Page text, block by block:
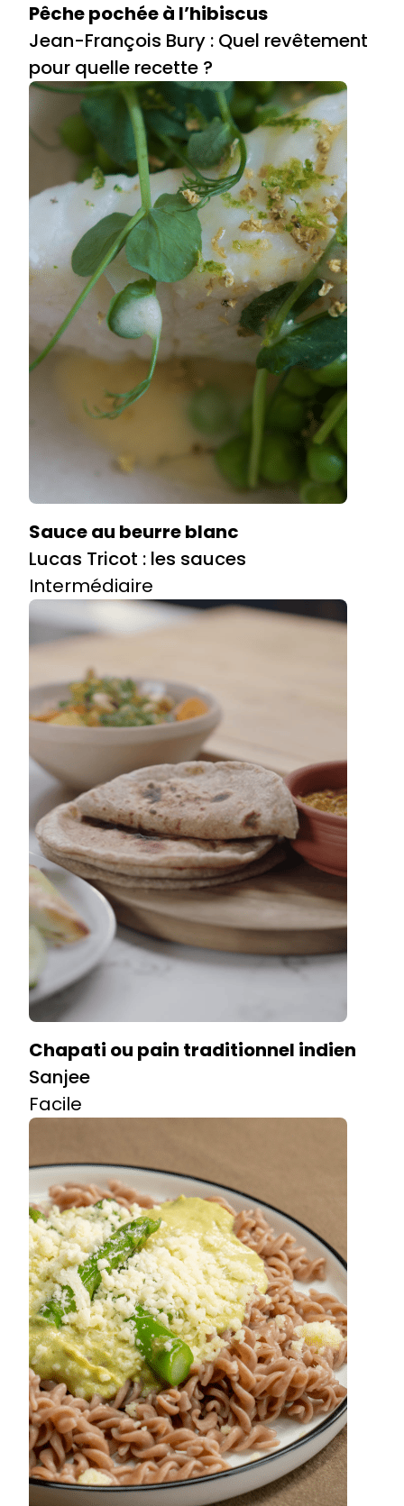
Pêche pochée à l’hibiscus
Jean-François Bury : Quel revêtement
pour quelle recette ?
Sauce au beurre blanc
Lucas Tricot : les sauces
Intermédiaire
Chapati ou pain traditionnel indien
Sanjee
Facile